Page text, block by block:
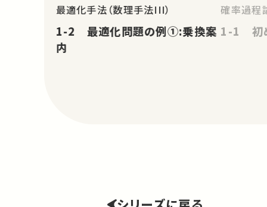
最適化手法（数理手法III）
1-2 最適化問題の例①:乗換案
内
確率過程
1-1 初